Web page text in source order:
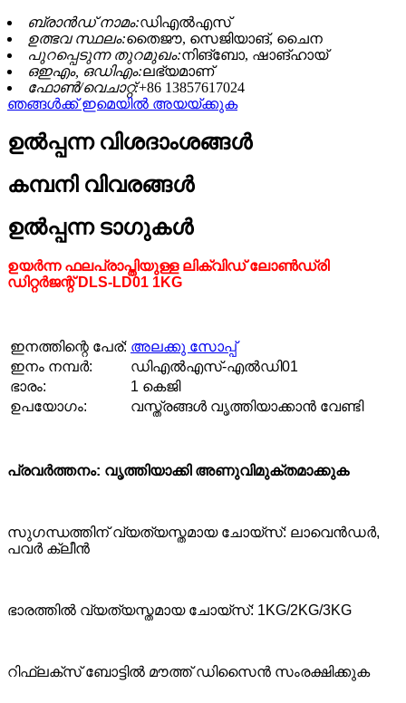
ബ്രാൻഡ് നാമം:ഡിഎൽഎസ്
ഉത്ഭവ സ്ഥലം:തൈജൗ, സെജിയാങ്, ചൈന
പുറപ്പെടുന്ന തുറമുഖം:നിങ്ബോ, ഷാങ്ഹായ്
ഒഇഎം, ഒഡിഎം:ലഭ്യമാണ്
ഫോൺ/വെചാറ്റ്:+86 13857617024
ഞങ്ങൾക്ക് ഇമെയിൽ അയയ്ക്കുക
ഉൽപ്പന്ന വിശദാംശങ്ങൾ
കമ്പനി വിവരങ്ങൾ
ഉൽപ്പന്ന ടാഗുകൾ
ഉയർന്ന ഫലപ്രാപ്തിയുള്ള ലിക്വിഡ് ലോൺ‌ഡ്രി
ഡിറ്റർജന്റ് DLS-LD01 1KG
ഇനത്തിന്റെ പേര്: അലക്കു സോപ്പ്
ഇനം നമ്പർ:
ഡിഎൽഎസ്-എൽഡി01
ഭാരം:
1 കെജി
ഉപയോഗം:
വസ്ത്രങ്ങൾ വൃത്തിയാക്കാൻ വേണ്ടി
പ്രവർത്തനം: വൃത്തിയാക്കി അണുവിമുക്തമാക്കുക
സുഗന്ധത്തിന് വ്യത്യസ്തമായ ചോയ്‌സ്: ലാവെൻഡർ,
പവർ ക്ലീൻ
ഭാരത്തിൽ വ്യത്യസ്തമായ ചോയ്‌സ്: 1KG/2KG/3KG
റിഫ്ലക്സ് ബോട്ടിൽ മൗത്ത് ഡിസൈൻ സംരക്ഷിക്കുക